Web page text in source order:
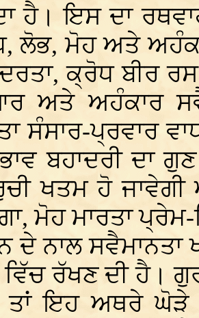
ਹੈ। ਇਸ ਦਾ
ਲੋਭ, ਮੋਹ ਅਤੇ
ਕ੍ਰੋਧ ਬੀਰ
ਅਤੇ ਅਹੰਕਾਰ
ਸੰਸਾਰ-ਪ੍ਰਵਾਰ
ਬਹਾਦਰੀ ਦਾ
ਖਤਮ ਹੋ
ਮੋਹ ਮਾਰਤਾ
ਦੇ ਨਾਲ
ਵਿੱਚ ਰੱਖਣ ਦੀ ਹੈ।
ਤਾਂ ਇਹ ਅਥਰੇ